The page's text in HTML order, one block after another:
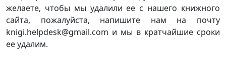
желаете, чтобы мы удалили ее с нашего книжного
сайта, пожалуйста, напишите нам на почту
knigi.helpdesk@gmail.com и мы в кратчайшие сроки
ее удалим.